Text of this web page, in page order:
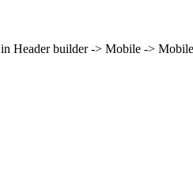
in Header builder -> Mobile ->